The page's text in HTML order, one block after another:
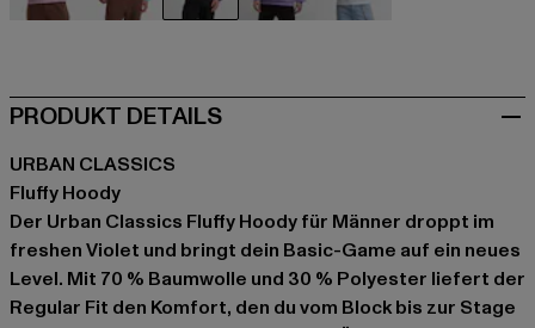
PRODUKT DETAILS
URBAN CLASSICS
Fluffy Hoody
Der Urban Classics Fluffy Hoody für Männer droppt im
freshen Violet und bringt dein Basic-Game auf ein neues
Level. Mit 70 % Baumwolle und 30 % Polyester liefert der
Regular Fit den Komfort, den du vom Block bis zur Stage